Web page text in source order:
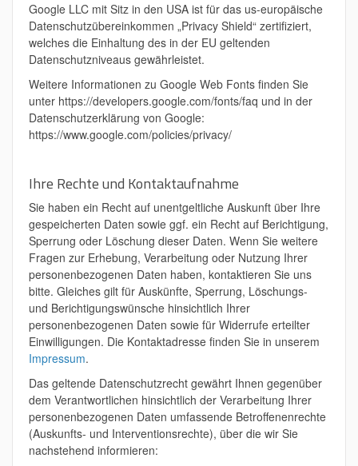
Google LLC mit Sitz in den USA ist für das us-europäische
Datenschutzübereinkommen „Privacy Shield“ zertifiziert,
welches die Einhaltung des in der EU geltenden
Datenschutzniveaus gewährleistet.
Weitere Informationen zu Google Web Fonts finden Sie
unter https://developers.google.com/fonts/faq und in der
Datenschutzerklärung von Google:
https://www.google.com/policies/privacy/
Ihre Rechte und Kontaktaufnahme
Sie haben ein Recht auf unentgeltliche Auskunft über Ihre
gespeicherten Daten sowie ggf. ein Recht auf Berichtigung,
Sperrung oder Löschung dieser Daten. Wenn Sie weitere
Fragen zur Erhebung, Verarbeitung oder Nutzung Ihrer
personenbezogenen Daten haben, kontaktieren Sie uns
bitte. Gleiches gilt für Auskünfte, Sperrung, Löschungs-
und Berichtigungswünsche hinsichtlich Ihrer
personenbezogenen Daten sowie für Widerrufe erteilter
Einwilligungen. Die Kontaktadresse finden Sie in unserem
Impressum.
Das geltende Datenschutzrecht gewährt Ihnen gegenüber
dem Verantwortlichen hinsichtlich der Verarbeitung Ihrer
personenbezogenen Daten umfassende Betroffenenrechte
(Auskunfts- und Interventionsrechte), über die wir Sie
nachstehend informieren: